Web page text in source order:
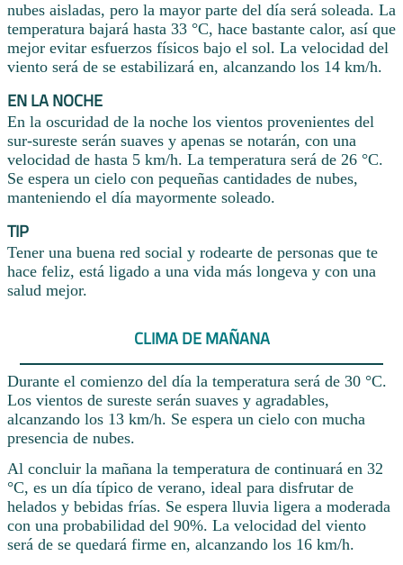
nubes aisladas, pero la mayor parte del día será soleada. La
temperatura bajará hasta 33 °C, hace bastante calor, así que
mejor evitar esfuerzos físicos bajo el sol. La velocidad del
viento será de se estabilizará en, alcanzando los 14 km/h.
EN LA NOCHE
En la oscuridad de la noche los vientos provenientes del
sur-sureste serán suaves y apenas se notarán, con una
velocidad de hasta 5 km/h. La temperatura será de 26 °C.
Se espera un cielo con pequeñas cantidades de nubes,
manteniendo el día mayormente soleado.
TIP
Tener una buena red social y rodearte de personas que te
hace feliz, está ligado a una vida más longeva y con una
salud mejor.
CLIMA DE MAÑANA
Durante el comienzo del día la temperatura será de 30 °C.
Los vientos de sureste serán suaves y agradables,
alcanzando los 13 km/h. Se espera un cielo con mucha
presencia de nubes.
Al concluir la mañana la temperatura de continuará en 32
°C, es un día típico de verano, ideal para disfrutar de
helados y bebidas frías. Se espera lluvia ligera a moderada
con una probabilidad del 90%. La velocidad del viento
será de se quedará firme en, alcanzando los 16 km/h.